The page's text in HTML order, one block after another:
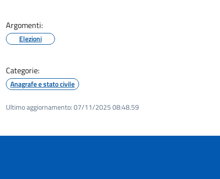
Argomenti:
Elezioni
Categorie:
Anagrafe e stato civile
Ultimo aggiornamento:07/11/2025 08:48.59